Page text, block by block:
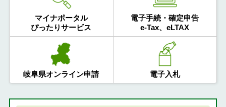
マイナポータル
ぴったりサービス
電子手続・確定申告
e-Tax、eLTAX
岐阜県オンライン申請 電子入札